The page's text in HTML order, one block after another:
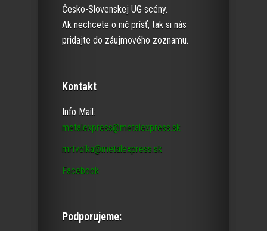
Česko-Slovenskej UG scény.
Ak nechcete o nič prísť, tak si nás
pridajte do záujmového zoznamu.
Kontakt
Info Mail:
metalexpress@metalexpress.sk
mrtvolka@metalexpress.sk
Facebook
Podporujeme: